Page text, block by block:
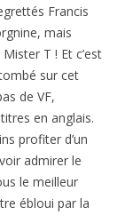
Francis
mais
T ! Et c’est
sur cet
de VF,
en anglais.
profiter d’un
admirer le
le meilleur
ébloui par la